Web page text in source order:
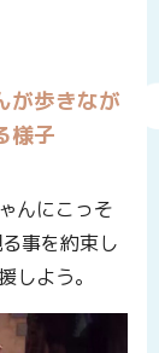
が歩きなが
様子
んにこっそ
事を約束し
しよう。